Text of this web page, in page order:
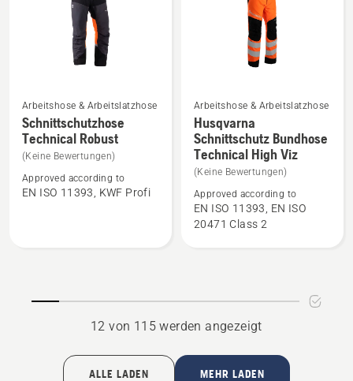
Mehr
Details
zu
Schnittschutzhose
Technical
Arbeitshose & Arbeitslatzhose
Schnittschutzhose
Technical Robust
(Keine Bewertungen)
Approved according to
EN ISO 11393, KWF Profi
Mehr
Details
zu
Husqvarna
Schnittschutz
Bundhose
Technical
Arbeitshose & Arbeitslatzhose
Husqvarna
Schnittschutz Bundhose
Technical High Viz
(Keine Bewertungen)
Approved according to
EN ISO 11393, EN ISO
20471 Class 2
12 von 115 werden angezeigt
ALLE LADEN MEHR LADEN